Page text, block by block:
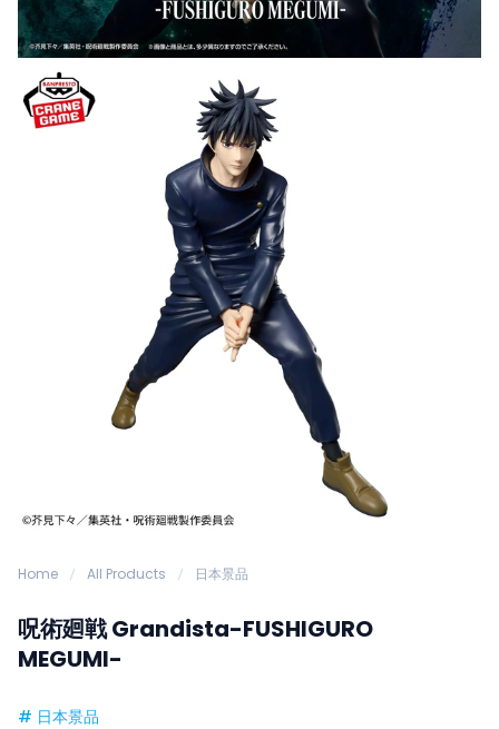
Home All Products 日本景品
呪術廻戦 Grandista-FUSHIGURO
MEGUMI-
# 日本景品